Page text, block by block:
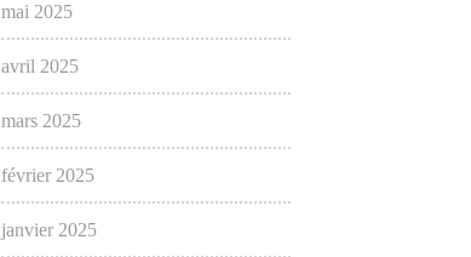
mai 2025
avril 2025
mars 2025
février 2025
janvier 2025